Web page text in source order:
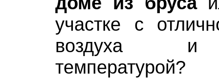
участке с
воздуха и
температурой?